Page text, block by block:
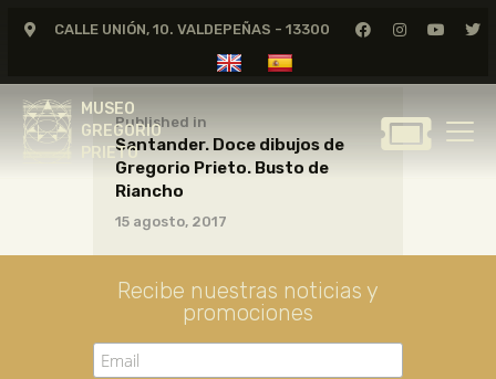
CALLE UNIÓN, 10. VALDEPEÑAS - 13300
MUSEO
GREGORIO
PRIETO
MUSEO
GREGORIO
GREGORIO PRIETO
MUSEO
ARCHIVO
CERTAMEN DE DIBUJO
FUNDACIÓN
TIENDA
Published in
Santander. Doce dibujos de
Gregorio Prieto. Busto de
Riancho
15 agosto, 2017
Recibe nuestras noticias y
promociones